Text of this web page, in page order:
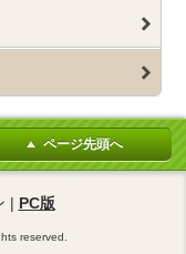
ページ先頭へ
| PC版
reserved.